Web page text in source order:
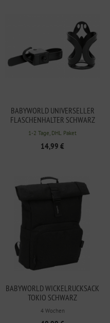
BABYWORLD UNIVERSELLER
FLASCHENHALTER SCHWARZ
1-2 Tage, DHL Paket
14,99 €
BABYWORLD WICKELRUCKSACK
TOKIO SCHWARZ
4 Wochen